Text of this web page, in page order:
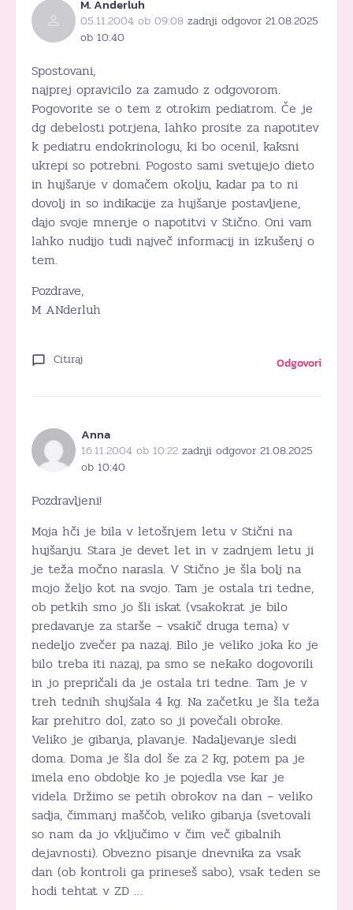
M. Anderluh
05.11.2004 ob 09:08 zadnji odgovor 21.08.2025
ob 10:40
Spostovani,
najprej opravicilo za zamudo z odgovorom.
Pogovorite se o tem z otrokim pediatrom. Če je
dg debelosti potrjena, lahko prosite za napotitev
k pediatru endokrinologu, ki bo ocenil, kaksni
ukrepi so potrebni. Pogosto sami svetujejo dieto
in hujšanje v domačem okolju, kadar pa to ni
dovolj in so indikacije za hujšanje postavljene,
dajo svoje mnenje o napotitvi v Stično. Oni vam
lahko nudijo tudi največ informacij in izkušenj o
tem.
Pozdrave,
M ANderluh
Citiraj Odgovori
Anna
16.11.2004 ob 10:22 zadnji odgovor 21.08.2025
ob 10:40
Pozdravljeni!
Moja hči je bila v letošnjem letu v Stični na
hujšanju. Stara je devet let in v zadnjem letu ji
je teža močno narasla. V Stično je šla bolj na
mojo željo kot na svojo. Tam je ostala tri tedne,
ob petkih smo jo šli iskat (vsakokrat je bilo
predavanje za starše – vsakič druga tema) v
nedeljo zvečer pa nazaj. Bilo je veliko joka ko je
bilo treba iti nazaj, pa smo se nekako dogovorili
in jo prepričali da je ostala tri tedne. Tam je v
treh tednih shujšala 4 kg. Na začetku je šla teža
kar prehitro dol, zato so ji povečali obroke.
Veliko je gibanja, plavanje. Nadaljevanje sledi
doma. Doma je šla dol še za 2 kg, potem pa je
imela eno obdobje ko je pojedla vse kar je
videla. Držimo se petih obrokov na dan – veliko
sadja, čimmanj maščob, veliko gibanja (svetovali
so nam da jo vključimo v čim več gibalnih
dejavnosti). Obvezno pisanje dnevnika za vsak
dan (ob kontroli ga prineseš sabo), vsak teden se
hodi tehtat v ZD …